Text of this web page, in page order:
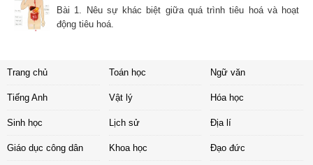
Bài 1. Nêu sự khác biệt giữa quá trình tiêu hoá và hoạt
động tiêu hoá.
Trang chủ Toán học Ngữ văn
Tiếng Anh Vật lý Hóa học
Sinh học Lịch sử Địa lí
Giáo dục công dân Khoa học Đạo đức